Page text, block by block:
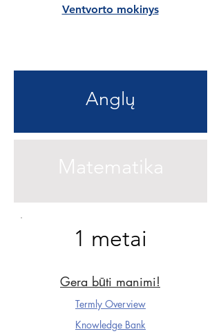
Ventvorto mokinys
Anglų
Matematika
1 metai
Gera būti manimi!
Termly Overview
Knowledge Bank